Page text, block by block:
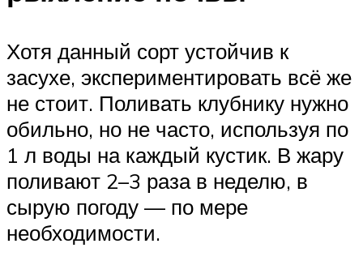
Хотя данный сорт устойчив к
засухе, экспериментировать всё же
не стоит. Поливать клубнику нужно
обильно, но не часто, используя по
1 л воды на каждый кустик. В жару
поливают 2–3 раза в неделю, в
сырую погоду — по мере
необходимости.